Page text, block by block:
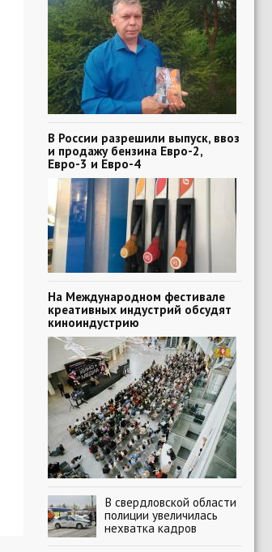
В России разрешили выпуск, ввоз
и продажу бензина Евро-2,
Евро-3 и Евро-4
На Международном фестивале
креативных индустрий обсудят
киноиндустрию
В свердловской области
полиции увеличилась
нехватка кадров